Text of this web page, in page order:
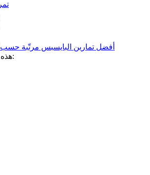
أفضل تمارين البايسبس مرتّبة حسب
هذه الصفحة بلغات أخرى: